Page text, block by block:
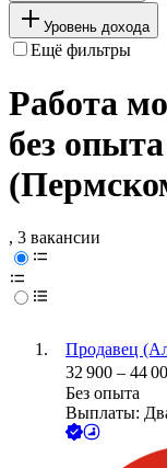
Уровень дохода
Ещё фильтры
Работа
без
, 3 вакансии
Продавец
32 900 – 44
Без опыта
Выплаты: